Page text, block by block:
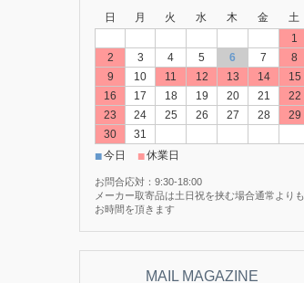
日 月 火 水 木 金
土
1
2
3 4 5 6 7
8
9
10 11 12 13 14
15
16
17 18 19 20 21
22
23
24 25 26 27 28
29
30
31
■今日 ■休業日
お問合応対：9:30-18:00
メーカー取寄品は土日祝を挟む場合通常よりも
お時間を頂きます